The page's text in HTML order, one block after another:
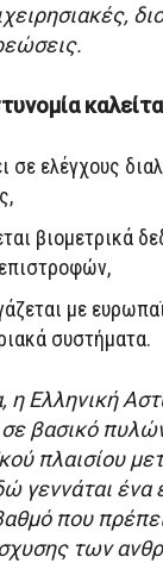
σε ελέγχους
βιομετρικά
με
συστήματα.
η Ελληνική
βασικό
πλαισίου
γεννάται
που
των